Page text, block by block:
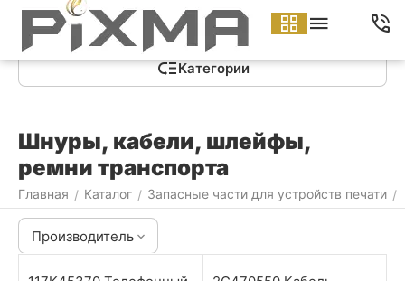
Категории
Шнуры, кабели, шлейфы,
ремни транспорта
Главная / Каталог / Запасные части для устройств печати /
Производитель
Меню Найти Корзина Аккаунт